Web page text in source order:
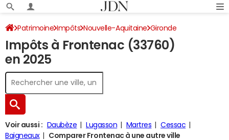
Patrimoine Impôts Nouvelle-Aquitaine Gironde
Frontenac Impôt sur le revenu
Impôts à Frontenac (33760)
en 2025
Voir aussi : Daubèze Lugasson Martres
Cessac
Baigneaux
Comparer Frontenac à une autre ville